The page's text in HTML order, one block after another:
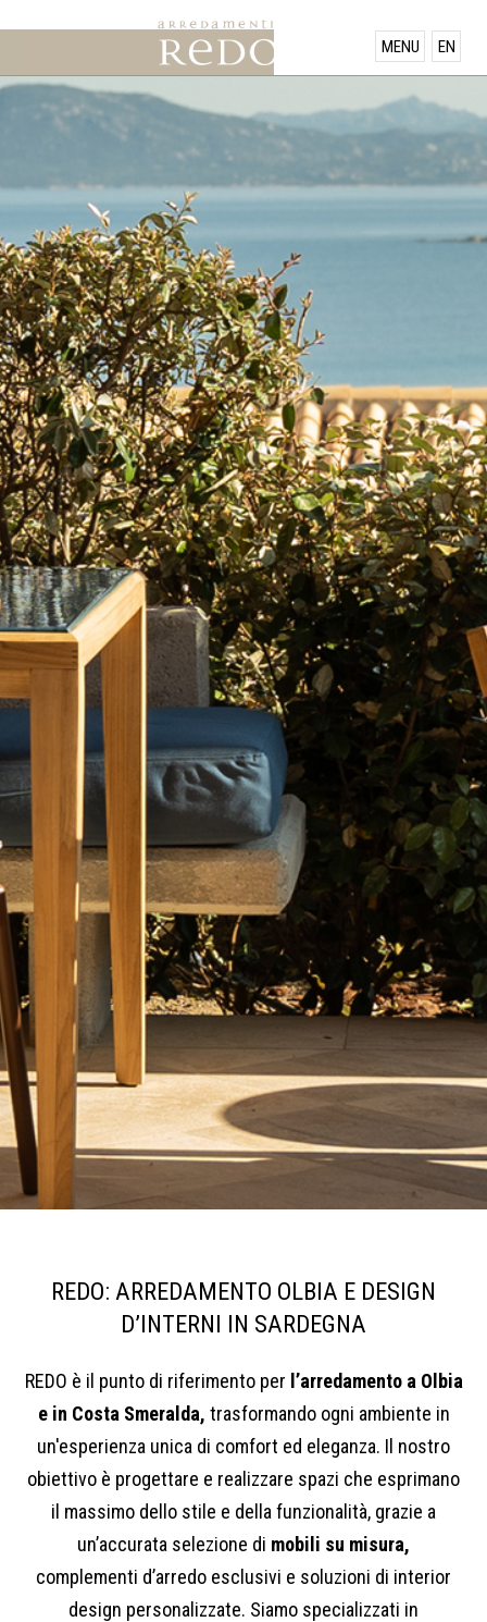
MENU EN
PRODOTTI
SHOWROOM
OFFERTE
NEWS
CONTATTACI
REDO: ARREDAMENTO OLBIA E DESIGN
D’INTERNI IN SARDEGNA
REDO è il punto di riferimento per l’arredamento a Olbia
e in Costa Smeralda, trasformando ogni ambiente in
un'esperienza unica di comfort ed eleganza. Il nostro
obiettivo è progettare e realizzare spazi che esprimano
il massimo dello stile e della funzionalità, grazie a
un’accurata selezione di mobili su misura,
complementi d’arredo esclusivi e soluzioni di interior
design personalizzate. Siamo specializzati in